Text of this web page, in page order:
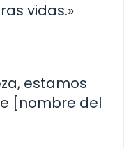
vidas.»
estamos
[nombre del